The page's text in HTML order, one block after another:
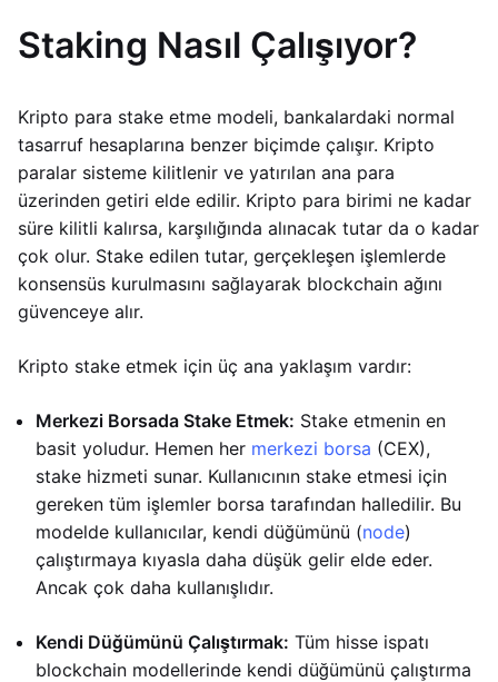
Staking Nasıl Çalışıyor?
Kripto para stake etme modeli, bankalardaki normal
tasarruf hesaplarına benzer biçimde çalışır. Kripto
paralar sisteme kilitlenir ve yatırılan ana para
üzerinden getiri elde edilir. Kripto para birimi ne kadar
süre kilitli kalırsa, karşılığında alınacak tutar da o kadar
çok olur. Stake edilen tutar, gerçekleşen işlemlerde
konsensüs kurulmasını sağlayarak blockchain ağını
güvenceye alır.
Kripto stake etmek için üç ana yaklaşım vardır:
Merkezi Borsada Stake Etmek: Stake etmenin en
basit yoludur. Hemen her merkezi borsa (CEX),
stake hizmeti sunar. Kullanıcının stake etmesi için
gereken tüm işlemler borsa tarafından halledilir. Bu
modelde kullanıcılar, kendi düğümünü (node)
çalıştırmaya kıyasla daha düşük gelir elde eder.
Ancak çok daha kullanışlıdır.
Kendi Düğümünü Çalıştırmak: Tüm hisse ispatı
blockchain modellerinde kendi düğümünü çalıştırma